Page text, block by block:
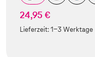
24,95 €
Lieferzeit:1-3 Werktage